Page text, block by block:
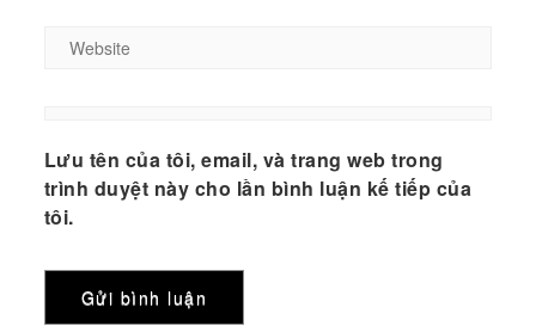
Lưu tên của tôi, email, và trang web trong
trình duyệt này cho lần bình luận kế tiếp của
tôi.